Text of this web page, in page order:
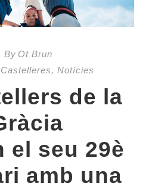
By Ot Brun
, Notícies
de la
el seu 29è
amb una